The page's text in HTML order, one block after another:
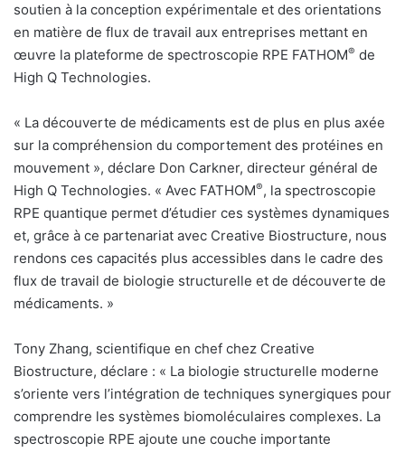
soutien à la conception expérimentale et des orientations
en matière de flux de travail aux entreprises mettant en
œuvre la plateforme de spectroscopie RPE FATHOM® de
High Q Technologies.
« La découverte de médicaments est de plus en plus axée
sur la compréhension du comportement des protéines en
mouvement », déclare Don Carkner, directeur général de
High Q Technologies. « Avec FATHOM®, la spectroscopie
RPE quantique permet d’étudier ces systèmes dynamiques
et, grâce à ce partenariat avec Creative Biostructure, nous
rendons ces capacités plus accessibles dans le cadre des
flux de travail de biologie structurelle et de découverte de
médicaments. »
Tony Zhang, scientifique en chef chez Creative
Biostructure, déclare : « La biologie structurelle moderne
s’oriente vers l’intégration de techniques synergiques pour
comprendre les systèmes biomoléculaires complexes. La
spectroscopie RPE ajoute une couche importante